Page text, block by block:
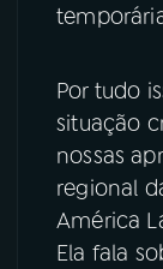
Por tudo
situação
nossas
regional
América
Ela fala